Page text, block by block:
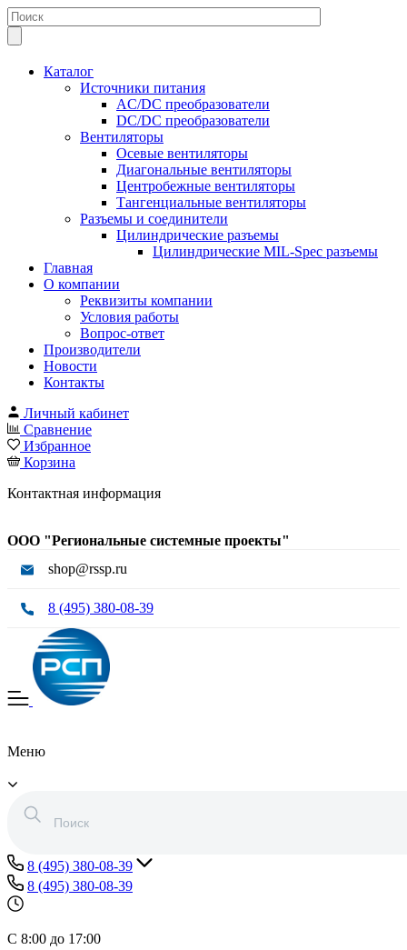
Каталог
Источники питания
AC/DC преобразователи
DC/DC преобразователи
Вентиляторы
Осевые вентиляторы
Диагональные вентиляторы
Центробежные вентиляторы
Тангенциальные вентиляторы
Разъемы и соединители
Цилиндрические разъемы
Цилиндрические MIL-Spec разъемы
Главная
О компании
Реквизиты компании
Условия работы
Вопрос-ответ
Производители
Новости
Контакты
Личный кабинет
Сравнение
Избранное
Корзина
Контактная информация
ООО "Региональные системные проекты"
shop@rssp.ru
8 (495) 380-08-39
Меню
8 (495) 380-08-39
8 (495) 380-08-39
С 8:00 до 17:00